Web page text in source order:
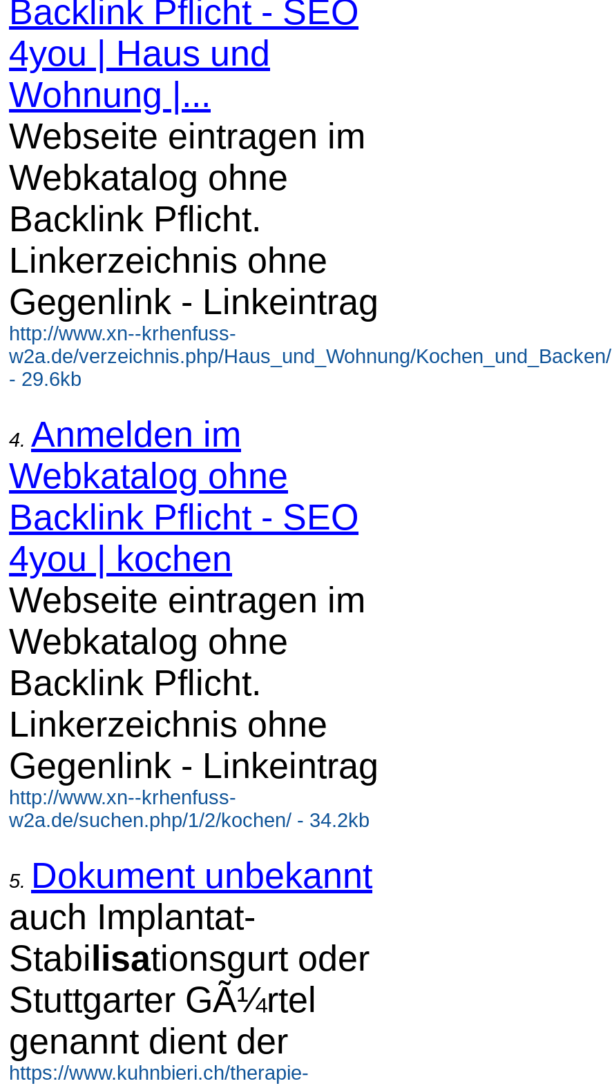
Backlink Pflicht - SEO
4you | Haus und
Wohnung |...
Webseite eintragen im
Webkatalog ohne
Backlink Pflicht.
Linkerzeichnis ohne
Gegenlink - Linkeintrag
http://www.xn--krhenfuss-
w2a.de/verzeichnis.php/Haus_und_Wohnung/Kochen_und_Backen/
- 29.6kb
4. Anmelden im
Webkatalog ohne
Backlink Pflicht - SEO
4you | kochen
Webseite eintragen im
Webkatalog ohne
Backlink Pflicht.
Linkerzeichnis ohne
Gegenlink - Linkeintrag
http://www.xn--krhenfuss-
w2a.de/suchen.php/1/2/kochen/ - 34.2kb
5. Dokument unbekannt
auch Implantat-
Stabilisationsgurt oder
Stuttgarter GÃ¼rtel
genannt dient der
https://www.kuhnbieri.ch/therapie-